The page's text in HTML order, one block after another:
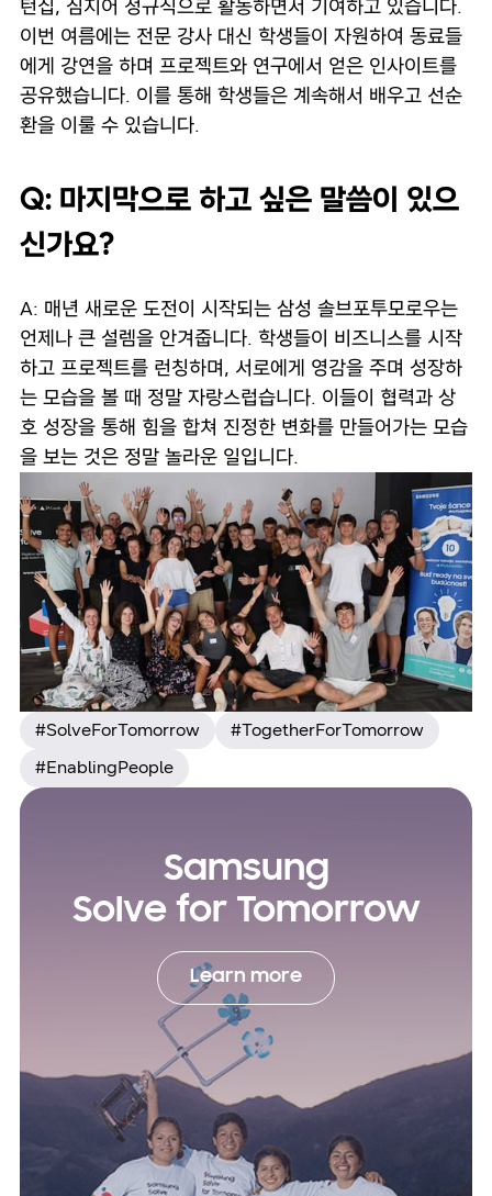
턴십, 심지어 정규직으로 활동하면서 기여하고 있습니다.
이번 여름에는 전문 강사 대신 학생들이 자원하여 동료들
에게 강연을 하며 프로젝트와 연구에서 얻은 인사이트를
공유했습니다. 이를 통해 학생들은 계속해서 배우고 선순
환을 이룰 수 있습니다.
Q: 마지막으로 하고 싶은 말씀이 있으
신가요?
A: 매년 새로운 도전이 시작되는 삼성 솔브포투모로우는
언제나 큰 설렘을 안겨줍니다. 학생들이 비즈니스를 시작
하고 프로젝트를 런칭하며, 서로에게 영감을 주며 성장하
는 모습을 볼 때 정말 자랑스럽습니다. 이들이 협력과 상
호 성장을 통해 힘을 합쳐 진정한 변화를 만들어가는 모습
을 보는 것은 정말 놀라운 일입니다.
#SolveForTomorrow
#TogetherForTomorrow
#EnablingPeople
Samsung
Solve for Tomorrow
Learn more